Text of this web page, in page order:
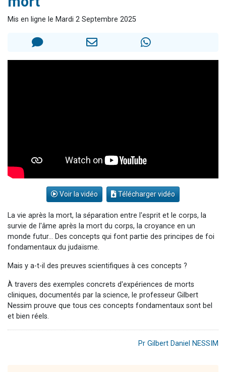
Mis en ligne le Mardi 2 Septembre 2025
Voir la vidéo Télécharger vidéo
La vie après la mort, la séparation entre l'esprit et le corps, la
survie de l'âme après la mort du corps, la croyance en un
monde futur... Des concepts qui font partie des principes de foi
fondamentaux du judaïsme.
Mais y a-t-il des preuves scientifiques à ces concepts ?
À travers des exemples concrets d'expériences de morts
cliniques, documentés par la science, le professeur Gilbert
Nessim prouve que tous ces concepts fondamentaux sont bel
et bien réels.
Pr Gilbert Daniel NESSIM